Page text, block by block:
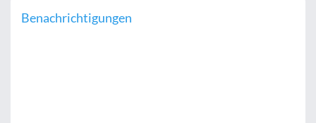
Benachrichtigungen